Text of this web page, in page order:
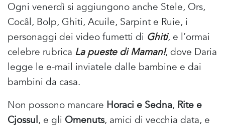
Ogni venerdì si aggiungono anche Stele, Ors,
Cocâl, Bolp, Ghiti, Acuile, Sarpint e Ruie, i
personaggi dei video fumetti di Ghiti, e l’ormai
celebre rubrica La pueste di Maman!, dove Daria
legge le e-mail inviatele dalle bambine e dai
bambini da casa.
Non possono mancare Horaci e Sedna, Rite e
Cjossul, e gli Omenuts, amici di vecchia data, e